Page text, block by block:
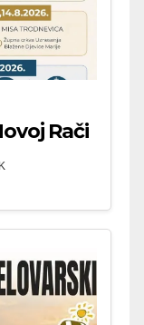
Rači